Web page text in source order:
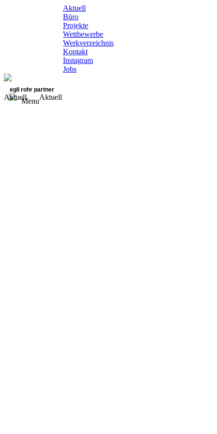
Aktuell
Büro
Projekte
Wettbewerbe
Werkverzeichnis
Kontakt
Instagram
Jobs
egli rohr partner
Menu
Aktuell Aktuell